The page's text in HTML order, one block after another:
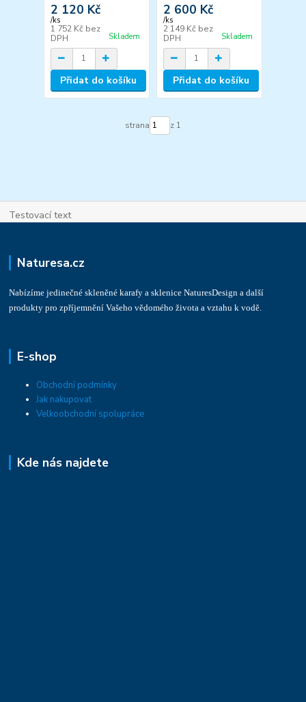
2 120 Kč
/ks
1 752 Kč bez
DPH
Skladem
Přidat do košíku
2 600 Kč
/ks
2 149 Kč bez
DPH
Skladem
Přidat do košíku
strana z 1
Testovací text
Naturesa.cz
Nabízíme jedinečné skleněné karafy a sklenice NaturesDesign a další
produkty pro zpříjemnění Vašeho vědomého života a vztahu k vodě.
E-shop
Obchodní podmínky
Jak nakupovat
Velkoobchodní spolupráce
Kde nás najdete